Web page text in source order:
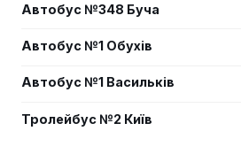
Автобус №348 Буча
Автобус №1 Обухів
Автобус №1 Васильків
Тролейбус №2 Київ